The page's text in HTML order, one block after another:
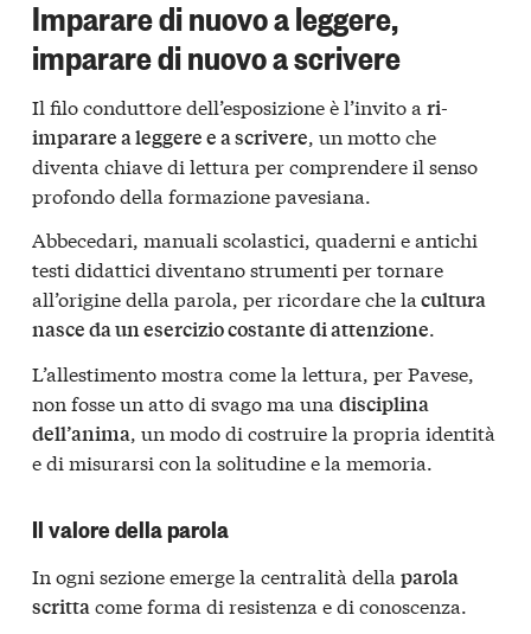
Imparare di nuovo a leggere,
imparare di nuovo a scrivere
Il filo conduttore dell’esposizione è l’invito a ri-
imparare a leggere e a scrivere, un motto che
diventa chiave di lettura per comprendere il senso
profondo della formazione pavesiana.
Abbecedari, manuali scolastici, quaderni e antichi
testi didattici diventano strumenti per tornare
all’origine della parola, per ricordare che la cultura
nasce da un esercizio costante di attenzione.
L’allestimento mostra come la lettura, per Pavese,
non fosse un atto di svago ma una disciplina
dell’anima, un modo di costruire la propria identità
e di misurarsi con la solitudine e la memoria.
Il valore della parola
In ogni sezione emerge la centralità della parola
scrittacome forma di resistenza e di conoscenza.